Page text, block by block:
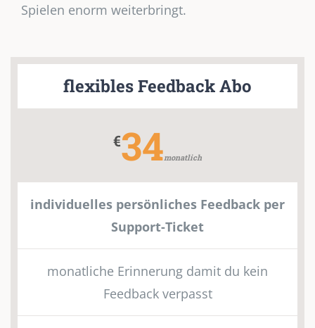
Spielen enorm weiterbringt.
flexibles Feedback Abo
€34monatlich
individuelles persönliches Feedback per
Support-Ticket
monatliche Erinnerung damit du kein
Feedback verpasst